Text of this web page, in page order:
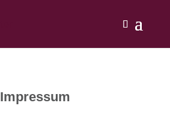
Impressum